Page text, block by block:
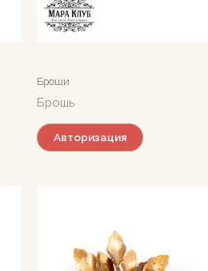
Броши
Брошь
Авторизация